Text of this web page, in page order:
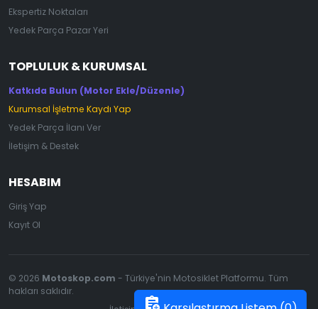
assignment_add
Ekspertiz Noktaları
Yedek Parça Pazar Yeri
TOPLULUK & KURUMSAL
Katkıda Bulun (Motor Ekle/Düzenle)
Kurumsal İşletme Kaydı Yap
Yedek Parça İlanı Ver
İletişim & Destek
HESABIM
Giriş Yap
Kayıt Ol
© 2026 Motoskop.com - Türkiye'nin Motosiklet Platformu. Tüm
hakları saklıdır.